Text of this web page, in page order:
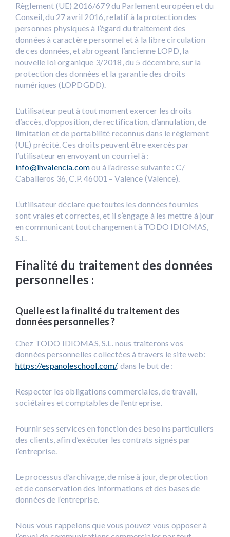
Règlement (UE) 2016/679 du Parlement européen et du
Conseil, du 27 avril 2016, relatif à la protection des
personnes physiques à l’égard du traitement des
données à caractère personnel et à la libre circulation
de ces données, et abrogeant l’ancienne LOPD, la
nouvelle loi organique 3/2018, du 5 décembre, sur la
protection des données et la garantie des droits
numériques (LOPDGDD).
L’utilisateur peut à tout moment exercer les droits
d’accès, d’opposition, de rectification, d’annulation, de
limitation et de portabilité reconnus dans le règlement
(UE) précité. Ces droits peuvent être exercés par
l’utilisateur en envoyant un courriel à :
info@ihvalencia.comou à l’adresse suivante : C/
Caballeros 36, C.P. 46001 – Valence (Valence).
L’utilisateur déclare que toutes les données fournies
sont vraies et correctes, et il s’engage à les mettre à jour
en communicant tout changement à TODO IDIOMAS,
S.L.
Finalité du traitement des données
personnelles :
Quelle est la finalité du traitement des
données personnelles ?
Chez TODO IDIOMAS, S.L. nous traiterons vos
données personnelles collectées à travers le site web:
https://espanoleschool.com/, dans le but de :
Respecter les obligations commerciales, de travail,
sociétaires et comptables de l’entreprise.
Fournir ses services en fonction des besoins particuliers
des clients, afin d’exécuter les contrats signés par
l’entreprise.
Le processus d’archivage, de mise à jour, de protection
et de conservation des informations et des bases de
données de l’entreprise.
Nous vous rappelons que vous pouvez vous opposer à